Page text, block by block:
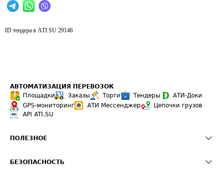
ID тендера в ATI.SU 29146
АВТОМАТИЗАЦИЯ ПЕРЕВОЗОК
Площадки
Заказы Торги Тендеры
АТИ-Доки
GPS-мониторинг
АТИ Мессенджер
Цепочки грузов
API ATI.SU
ПОЛЕЗНОЕ
БЕЗОПАСНОСТЬ